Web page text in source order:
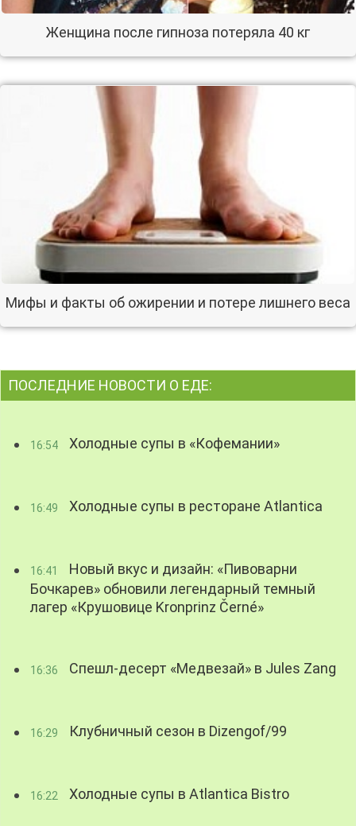
Женщина после гипноза потеряла 40 кг
Мифы и факты об ожирении и потере лишнего веса
ПОСЛЕДНИЕ НОВОСТИ О ЕДЕ:
16:54 Холодные супы в «Кофемании»
16:49 Холодные супы в ресторане Atlantica
16:41
Новый вкус и дизайн: «Пивоварни
Бочкарев» обновили легендарный темный
лагер «Крушовице Kronprinz Černé»
16:36 Спешл-десерт «Медвезай» в Jules Zang
16:29 Клубничный сезон в Dizengof/99
16:22 Холодные супы в Atlantica Bistro